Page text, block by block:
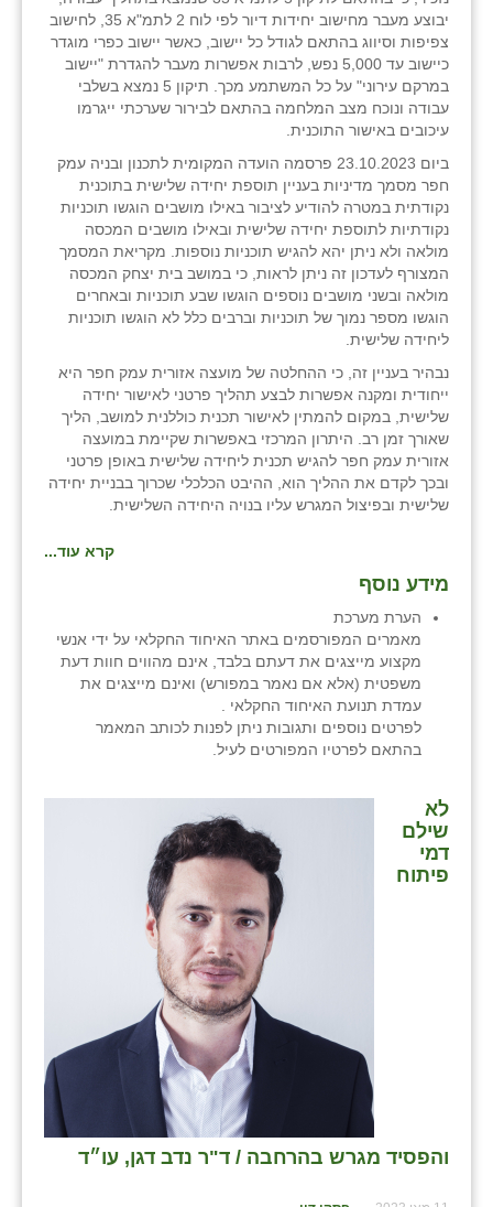
יבוצע מעבר מחישוב יחידות דיור לפי לוח 2 לתמ"א 35, לחישוב
צפיפות וסיווג בהתאם לגודל כל יישוב, כאשר יישוב כפרי מוגדר
כיישוב עד 5,000 נפש, לרבות אפשרות מעבר להגדרת "יישוב
במרקם עירוני" על כל המשתמע מכך. תיקון 5 נמצא בשלבי
עבודה ונוכח מצב המלחמה בהתאם לבירור שערכתי ייגרמו
עיכובים באישור התוכנית.
ביום 23.10.2023 פרסמה הועדה המקומית לתכנון ובניה עמק
חפר מסמך מדיניות בעניין תוספת יחידה שלישית בתוכנית
נקודתית במטרה להודיע לציבור באילו מושבים הוגשו תוכניות
נקודתיות לתוספת יחידה שלישית ובאילו מושבים המכסה
מולאה ולא ניתן יהא להגיש תוכניות נוספות. מקריאת המסמך
המצורף לעדכון זה ניתן לראות, כי במושב בית יצחק המכסה
מולאה ובשני מושבים נוספים הוגשו שבע תוכניות ובאחרים
הוגשו מספר נמוך של תוכניות וברבים כלל לא הוגשו תוכניות
ליחידה שלישית.
נבהיר בעניין זה, כי ההחלטה של מועצה אזורית עמק חפר היא
ייחודית ומקנה אפשרות לבצע תהליך פרטני לאישור יחידה
שלישית, במקום להמתין לאישור תכנית כוללנית למושב, הליך
שאורך זמן רב. היתרון המרכזי באפשרות שקיימת במועצה
אזורית עמק חפר להגיש תכנית ליחידה שלישית באופן פרטני
ובכך לקדם את ההליך הוא, ההיבט הכלכלי שכרוך בבניית יחידה
שלישית ובפיצול המגרש עליו בנויה היחידה השלישית.
קרא עוד...
מידע נוסף
הערת מערכת
מאמרים המפורסמים באתר האיחוד החקלאי על ידי אנשי
מקצוע מייצגים את דעתם בלבד, אינם מהווים חוות דעת
משפטית (אלא אם נאמר במפורש) ואינם מייצגים את
עמדת תנועת האיחוד החקלאי .
לפרטים נוספים ותגובות ניתן לפנות לכותב המאמר
בהתאם לפרטיו המפורטים לעיל.
לא
שילם
דמי
פיתוח
והפסיד מגרש בהרחבה / ד"ר נדב דגן, עו״ד